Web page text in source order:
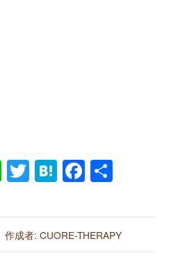
LineTwitter
Hatena共
作成者:CUORE-THERAPY